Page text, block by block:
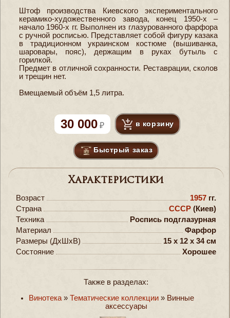
Штоф производства Киевского экспериментального
керамико-художественного завода, конец 1950-х –
начало 1960-х гг. Выполнен из глазурованного фарфора
с ручной росписью. Представляет собой фигуру казака
в традиционном украинском костюме (вышиванка,
шаровары, пояс), держащим в руках бутыль с
горилкой.
Предмет в отличной сохранности. Реставрации, сколов
и трещин нет.
Вмещаемый объём 1,5 литра.
30 000 в корзину
Быстрый заказ
Характеристики
Возраст 1957 гг.
Страна
СССР (Киев)
Техника
Роспись подглазурная
Материал
Фарфор
Размеры (ДxШxВ)
15 x 12 x 34 см
Состояние
Хорошее
Также в разделах:
Винотека » Тематические коллекции » Винные
аксессуары